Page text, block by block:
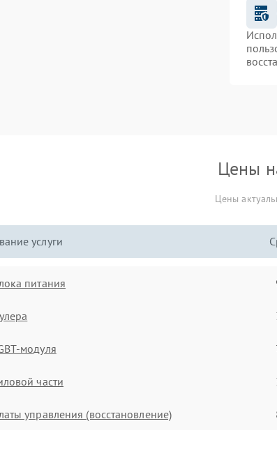
Цены
Цены
услуги
питания
модуля
части
управления (восстановление)